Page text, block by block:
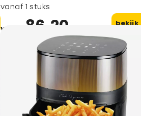
vanaf 1 stuks
vanaf 86,20 bekijk